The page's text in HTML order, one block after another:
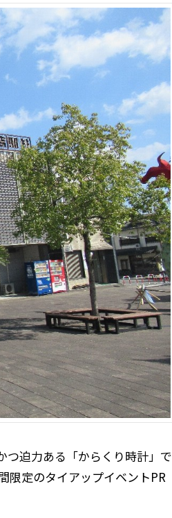
つ迫力ある「からくり時計」で
限定のタイアップイベントPR